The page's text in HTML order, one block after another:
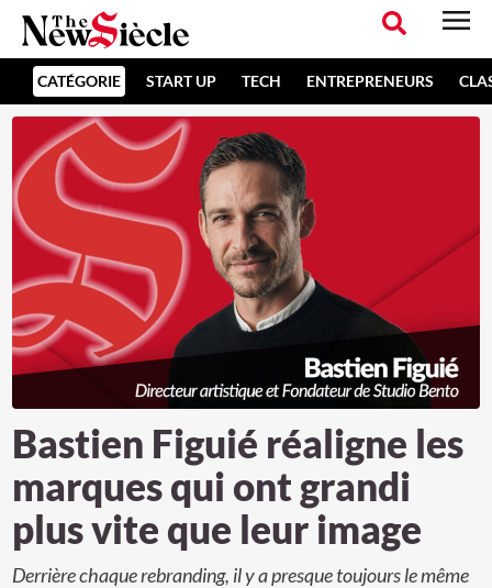
CATÉGORIE START UP TECH ENTREPRENEURS
Bastien Figuié réaligne les
marques qui ont grandi
plus vite que leur image
Derrière chaque rebranding, il y a presque toujours le même